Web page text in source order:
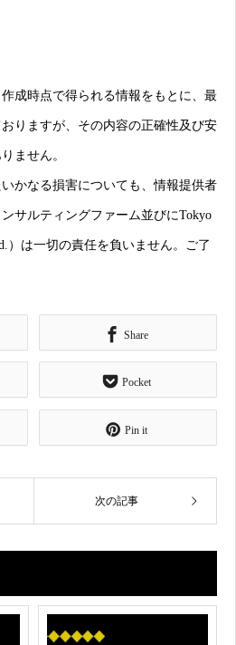
成時点で得られる情報をもとに、最
りますが、その内容の正確性及び安
ません。
かなる損害についても、情報提供者
サルティングファーム並びにTokyo
）は一切の責任を負いません。ご了
Share
Pocket
Pin it
次の記事